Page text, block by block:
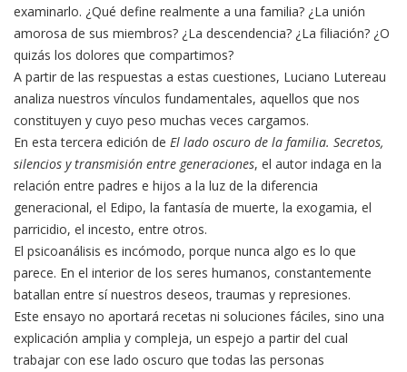
examinarlo. ¿Qué define realmente a una familia? ¿La unión
amorosa de sus miembros? ¿La descendencia? ¿La filiación? ¿O
quizás los dolores que compartimos?
A partir de las respuestas a estas cuestiones, Luciano Lutereau
analiza nuestros vínculos fundamentales, aquellos que nos
constituyen y cuyo peso muchas veces cargamos.
En esta tercera edición de El lado oscuro de la familia. Secretos,
silencios y transmisión entre generaciones, el autor indaga en la
relación entre padres e hijos a la luz de la diferencia
generacional, el Edipo, la fantasía de muerte, la exogamia, el
parricidio, el incesto, entre otros.
El psicoanálisis es incómodo, porque nunca algo es lo que
parece. En el interior de los seres humanos, constantemente
batallan entre sí nuestros deseos, traumas y represiones.
Este ensayo no aportará recetas ni soluciones fáciles, sino una
explicación amplia y compleja, un espejo a partir del cual
trabajar con ese lado oscuro que todas las personas